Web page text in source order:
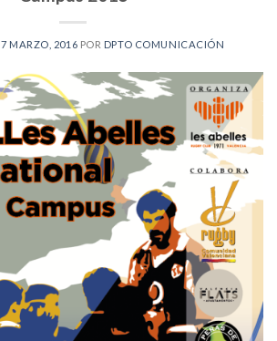
7 MARZO, 2016 POR DPTO COMUNICACIÓN